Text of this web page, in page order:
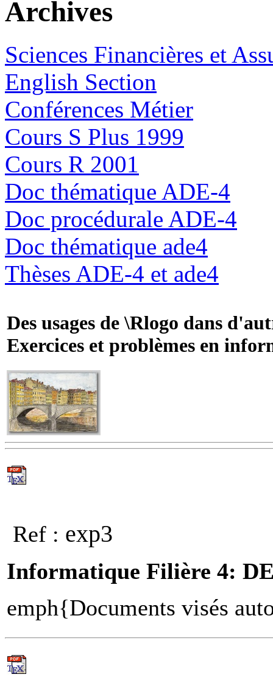
Archives
Sciences Financières et
English Section
Conférences Métier
Cours S Plus 1999
Cours R 2001
Doc thématique ADE-4
Doc procédurale ADE-4
Doc thématique ade4
Thèses ADE-4 et ade4
Des usages de \Rlogo dans
Exercices et problèmes en
Ref : exp3
Informatique Filière 4:
emph{Documents visés